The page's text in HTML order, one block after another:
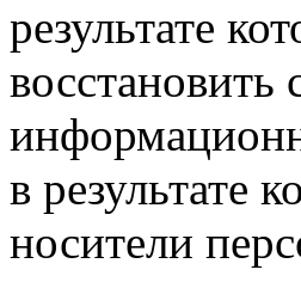
результате
в результате
носители